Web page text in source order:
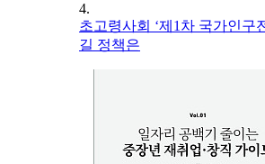
4.
초고령사회 ‘제1차 국가인구
길 정책은